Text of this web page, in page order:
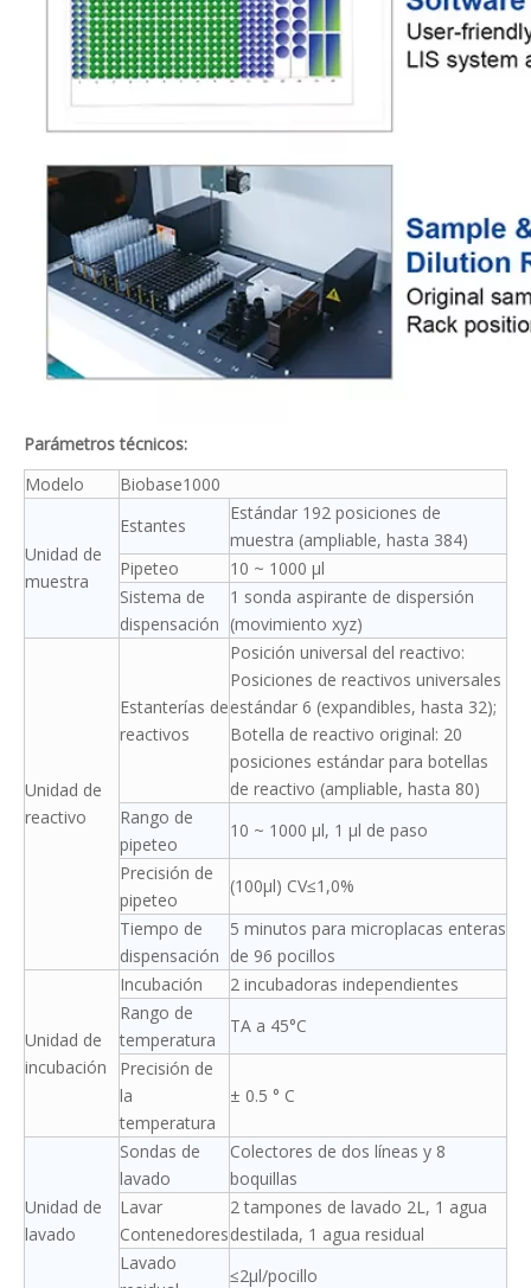
Parámetros técnicos:
Modelo
Biobase1000
Unidad de
muestra
Estantes
Estándar 192 posiciones de
muestra (ampliable, hasta 384)
Pipeteo
10 ~ 1000 μl
Sistema de
dispensación
1 sonda aspirante de dispersión
(movimiento xyz)
Unidad de
reactivo
Estanterías de
reactivos
Posición universal del reactivo:
Posiciones de reactivos universales
estándar 6 (expandibles, hasta 32);
Botella de reactivo original: 20
posiciones estándar para botellas
de reactivo (ampliable, hasta 80)
Rango de
pipeteo
10 ~ 1000 μl, 1 μl de paso
Precisión de
pipeteo
(100μl) CV≤1,0%
Tiempo de
dispensación
5 minutos para microplacas enteras
de 96 pocillos
Unidad de
incubación
Incubación
2 incubadoras independientes
Rango de
temperatura
TA a 45°C
Precisión de
la
temperatura
± 0.5 ° C
Unidad de
lavado
Sondas de
lavado
Colectores de dos líneas y 8
boquillas
Lavar
Contenedores
2 tampones de lavado 2L, 1 agua
destilada, 1 agua residual
Lavado
≤2μl/pocillo